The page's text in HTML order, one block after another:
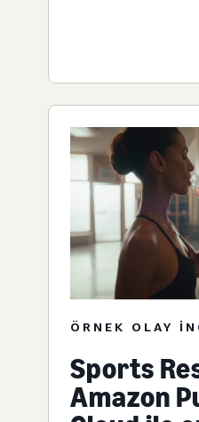
ÖRNEK OLAY
Sports
Amazon